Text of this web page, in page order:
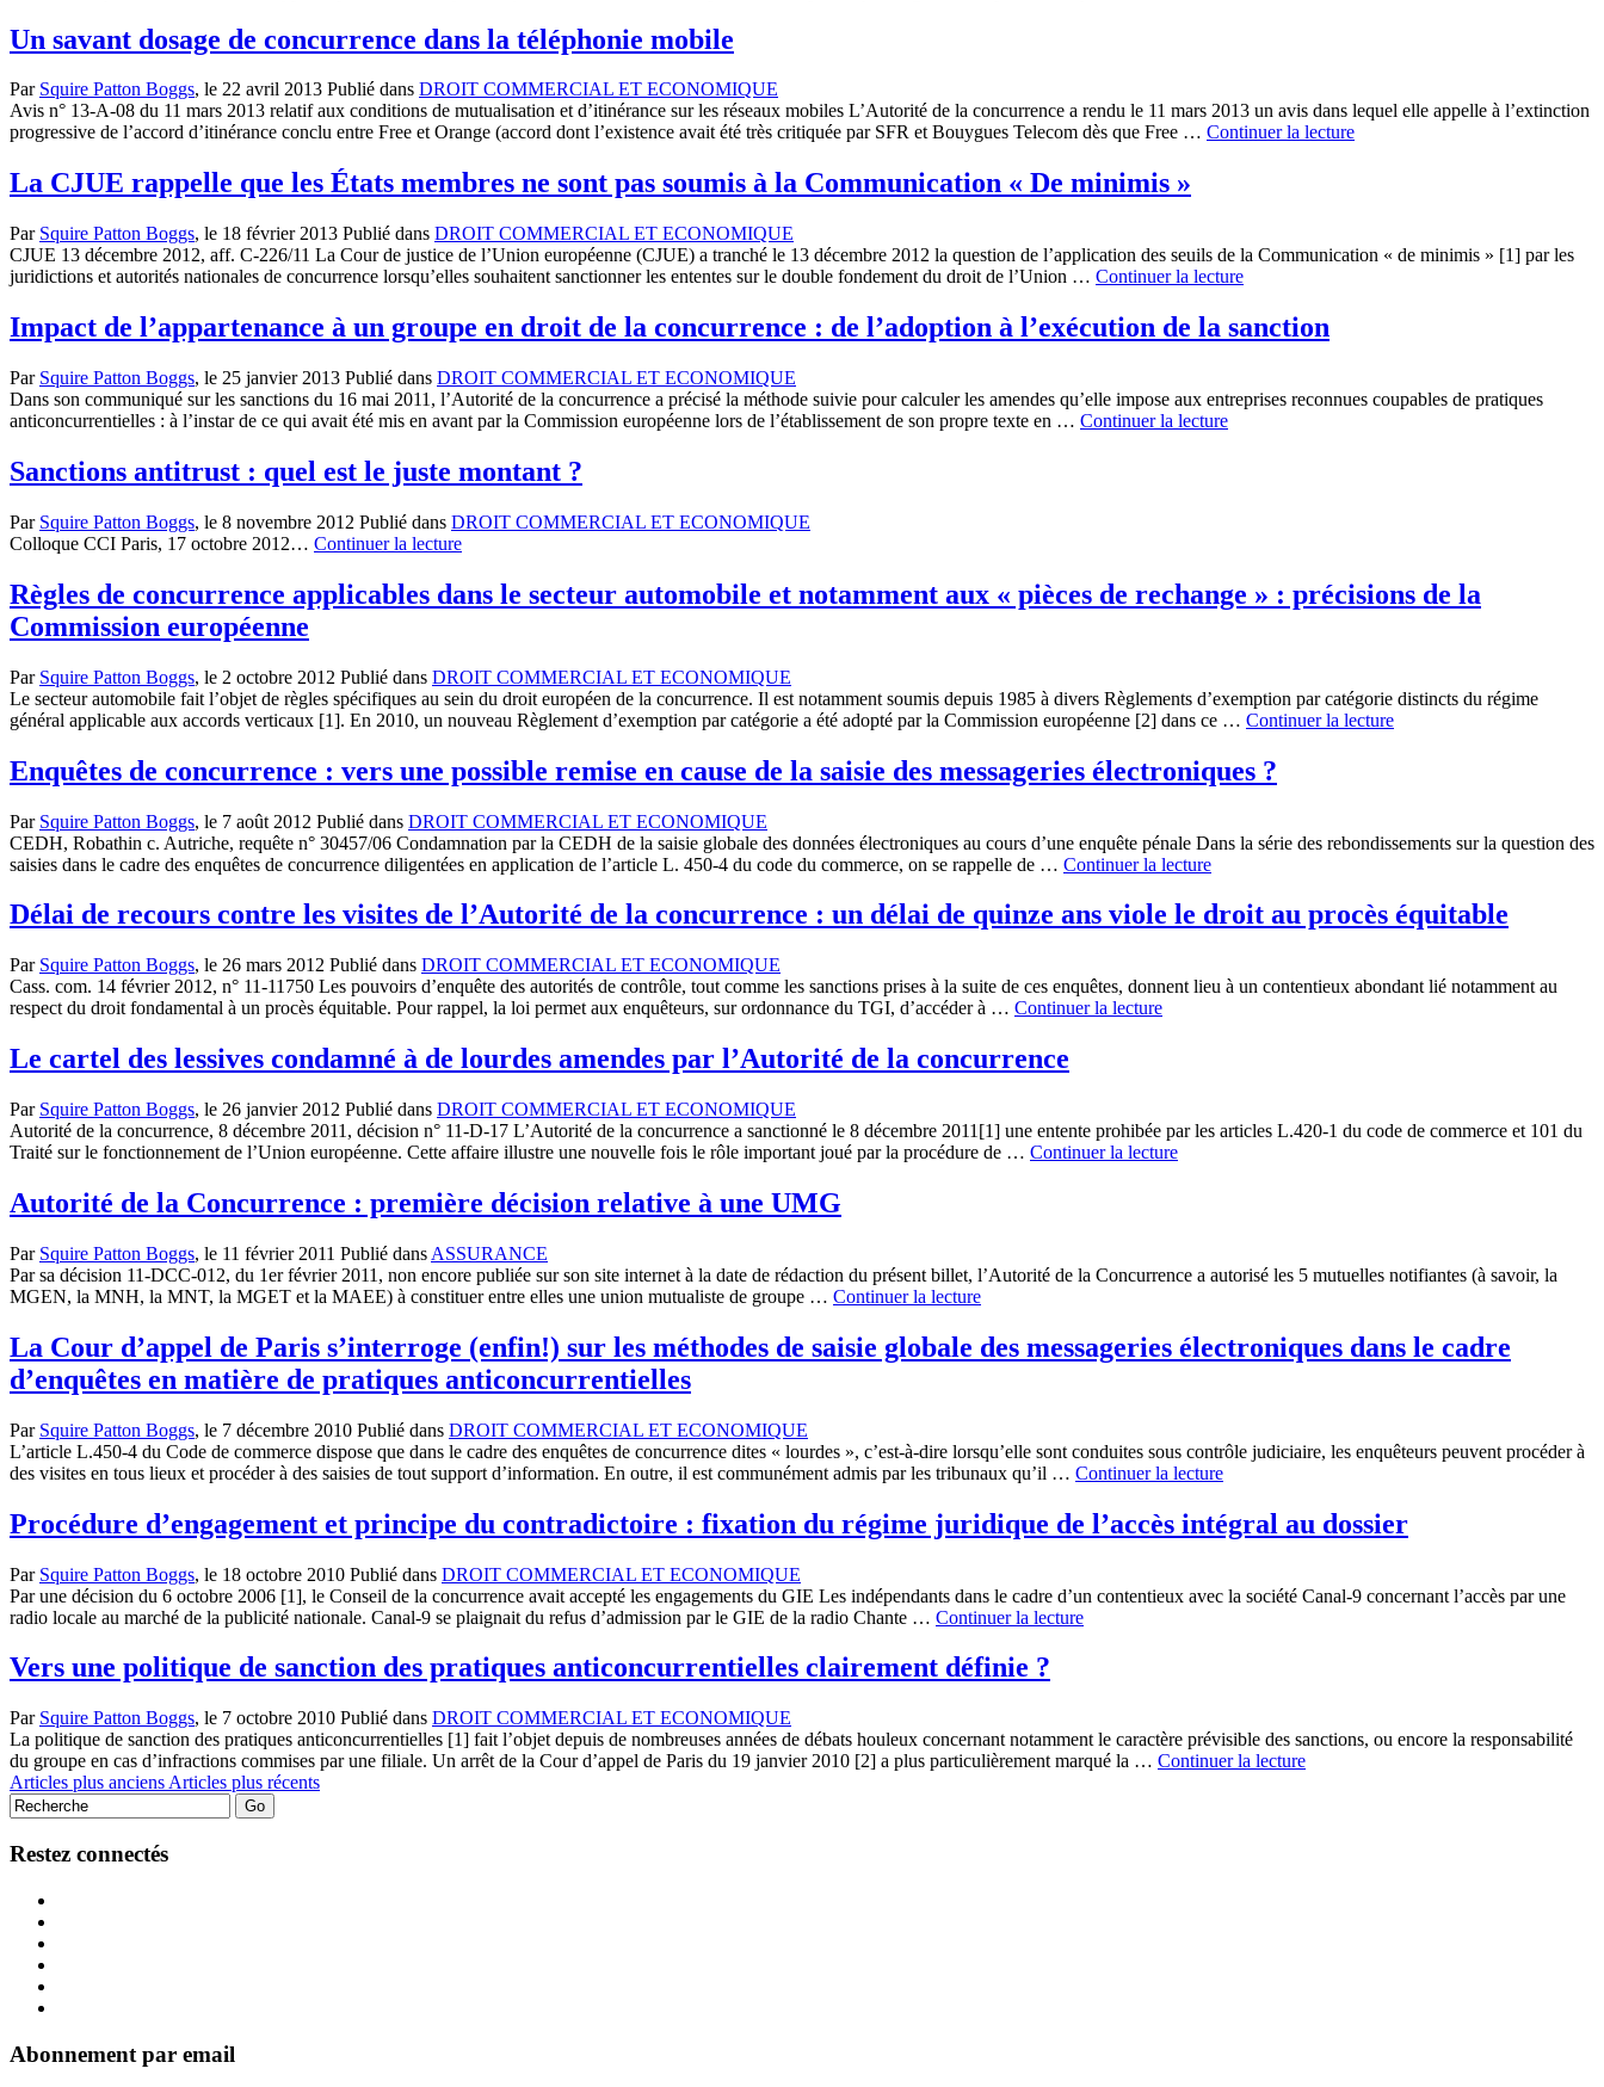
Un savant dosage de concurrence dans la téléphonie mobile
Par Squire Patton Boggs, le 22 avril 2013 Publié dans DROIT COMMERCIAL ET ECONOMIQUE
Avis n° 13-A-08 du 11 mars 2013 relatif aux conditions de mutualisation et d’itinérance sur les réseaux mobiles L’Autorité de la concurrence a rendu le 11 mars 2013 un avis dans lequel elle appelle à l’extinction
progressive de l’accord d’itinérance conclu entre Free et Orange (accord dont l’existence avait été très critiquée par SFR et Bouygues Telecom dès que Free … Continuer la lecture
La CJUE rappelle que les États membres ne sont pas soumis à la Communication « De minimis »
Par Squire Patton Boggs, le 18 février 2013 Publié dans DROIT COMMERCIAL ET ECONOMIQUE
CJUE 13 décembre 2012, aff. C‑226/11 La Cour de justice de l’Union européenne (CJUE) a tranché le 13 décembre 2012 la question de l’application des seuils de la Communication « de minimis » [1] par les
juridictions et autorités nationales de concurrence lorsqu’elles souhaitent sanctionner les ententes sur le double fondement du droit de l’Union … Continuer la lecture
Impact de l’appartenance à un groupe en droit de la concurrence : de l’adoption à l’exécution de la sanction
Par Squire Patton Boggs, le 25 janvier 2013 Publié dans DROIT COMMERCIAL ET ECONOMIQUE
Dans son communiqué sur les sanctions du 16 mai 2011, l’Autorité de la concurrence a précisé la méthode suivie pour calculer les amendes qu’elle impose aux entreprises reconnues coupables de pratiques
anticoncurrentielles : à l’instar de ce qui avait été mis en avant par la Commission européenne lors de l’établissement de son propre texte en … Continuer la lecture
Sanctions antitrust : quel est le juste montant ?
Par Squire Patton Boggs, le 8 novembre 2012 Publié dans DROIT COMMERCIAL ET ECONOMIQUE
Colloque CCI Paris, 17 octobre 2012… Continuer la lecture
Règles de concurrence applicables dans le secteur automobile et notamment aux « pièces de rechange » : précisions de la
Commission européenne
Par Squire Patton Boggs, le 2 octobre 2012 Publié dans DROIT COMMERCIAL ET ECONOMIQUE
Le secteur automobile fait l’objet de règles spécifiques au sein du droit européen de la concurrence. Il est notamment soumis depuis 1985 à divers Règlements d’exemption par catégorie distincts du régime
général applicable aux accords verticaux [1]. En 2010, un nouveau Règlement d’exemption par catégorie a été adopté par la Commission européenne [2] dans ce … Continuer la lecture
Enquêtes de concurrence : vers une possible remise en cause de la saisie des messageries électroniques ?
Par Squire Patton Boggs, le 7 août 2012 Publié dans DROIT COMMERCIAL ET ECONOMIQUE
CEDH, Robathin c. Autriche, requête n° 30457/06 Condamnation par la CEDH de la saisie globale des données électroniques au cours d’une enquête pénale Dans la série des rebondissements sur la question des
saisies dans le cadre des enquêtes de concurrence diligentées en application de l’article L. 450-4 du code du commerce, on se rappelle de … Continuer la lecture
Délai de recours contre les visites de l’Autorité de la concurrence : un délai de quinze ans viole le droit au procès équitable
Par Squire Patton Boggs, le 26 mars 2012 Publié dans DROIT COMMERCIAL ET ECONOMIQUE
Cass. com. 14 février 2012, n° 11-11750 Les pouvoirs d’enquête des autorités de contrôle, tout comme les sanctions prises à la suite de ces enquêtes, donnent lieu à un contentieux abondant lié notamment au
respect du droit fondamental à un procès équitable. Pour rappel, la loi permet aux enquêteurs, sur ordonnance du TGI, d’accéder à … Continuer la lecture
Le cartel des lessives condamné à de lourdes amendes par l’Autorité de la concurrence
Par Squire Patton Boggs, le 26 janvier 2012 Publié dans DROIT COMMERCIAL ET ECONOMIQUE
Autorité de la concurrence, 8 décembre 2011, décision n° 11-D-17 L’Autorité de la concurrence a sanctionné le 8 décembre 2011[1] une entente prohibée par les articles L.420-1 du code de commerce et 101 du
Traité sur le fonctionnement de l’Union européenne. Cette affaire illustre une nouvelle fois le rôle important joué par la procédure de … Continuer la lecture
Autorité de la Concurrence : première décision relative à une UMG
Par Squire Patton Boggs, le 11 février 2011 Publié dans ASSURANCE
Par sa décision 11-DCC-012, du 1er février 2011, non encore publiée sur son site internet à la date de rédaction du présent billet, l’Autorité de la Concurrence a autorisé les 5 mutuelles notifiantes (à savoir, la
MGEN, la MNH, la MNT, la MGET et la MAEE) à constituer entre elles une union mutualiste de groupe … Continuer la lecture
La Cour d’appel de Paris s’interroge (enfin!) sur les méthodes de saisie globale des messageries électroniques dans le cadre
d’enquêtes en matière de pratiques anticoncurrentielles
Par Squire Patton Boggs, le 7 décembre 2010 Publié dans DROIT COMMERCIAL ET ECONOMIQUE
L’article L.450-4 du Code de commerce dispose que dans le cadre des enquêtes de concurrence dites « lourdes », c’est-à-dire lorsqu’elle sont conduites sous contrôle judiciaire, les enquêteurs peuvent procéder à
des visites en tous lieux et procéder à des saisies de tout support d’information. En outre, il est communément admis par les tribunaux qu’il … Continuer la lecture
Procédure d’engagement et principe du contradictoire : fixation du régime juridique de l’accès intégral au dossier
Par Squire Patton Boggs, le 18 octobre 2010 Publié dans DROIT COMMERCIAL ET ECONOMIQUE
Par une décision du 6 octobre 2006 [1], le Conseil de la concurrence avait accepté les engagements du GIE Les indépendants dans le cadre d’un contentieux avec la société Canal-9 concernant l’accès par une
radio locale au marché de la publicité nationale. Canal-9 se plaignait du refus d’admission par le GIE de la radio Chante … Continuer la lecture
Vers une politique de sanction des pratiques anticoncurrentielles clairement définie ?
Par Squire Patton Boggs, le 7 octobre 2010 Publié dans DROIT COMMERCIAL ET ECONOMIQUE
La politique de sanction des pratiques anticoncurrentielles [1] fait l’objet depuis de nombreuses années de débats houleux concernant notamment le caractère prévisible des sanctions, ou encore la responsabilité
du groupe en cas d’infractions commises par une filiale. Un arrêt de la Cour d’appel de Paris du 19 janvier 2010 [2] a plus particulièrement marqué la … Continuer la lecture
Articles plus anciens Articles plus récents
Restez connectés
Abonnement par email